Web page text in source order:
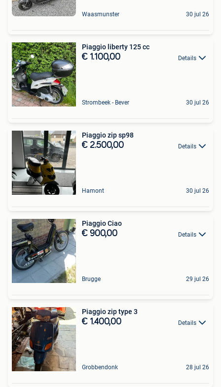
Waasmunster 30 jul 26
Piaggio liberty 125 cc
€ 1.100,00 Details
Strombeek - Bever 30 jul 26
Piaggio zip sp98
€ 2.500,00 Details
Hamont 30 jul 26
Piaggio Ciao
€ 900,00 Details
Brugge 29 jul 26
Piaggio zip type 3
€ 1.400,00 Details
Grobbendonk 28 jul 26